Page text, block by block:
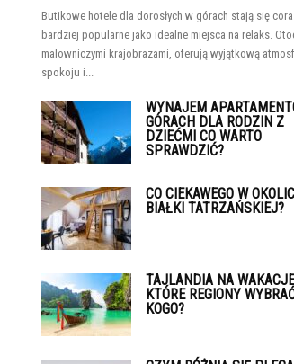
Butikowe hotele dla dorosłych w górach stają się
bardziej popularne jako idealne miejsca na relaks.
malowniczymi krajobrazami, oferują wyjątkową
spokoju i...
WYNAJEM
GÓRACH DLA RODZIN Z
DZIEĆMI CO WARTO
SPRAWDZIĆ?
CO CIEKAWEGO W
BIAŁKI TATRZAŃSKIEJ?
TAJLANDIA NA
KTÓRE REGIONY
KOGO?